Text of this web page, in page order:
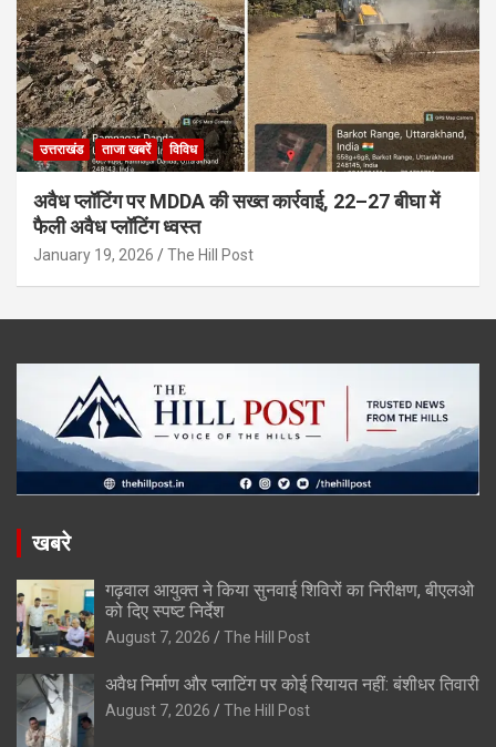
उत्तराखंड ताजा खबरें विविध
अवैध प्लॉटिंग पर MDDA की सख्त कार्रवाई, 22–27 बीघा में
फैली अवैध प्लॉटिंग ध्वस्त
January 19, 2026 The Hill Post
खबरे
गढ़वाल आयुक्त ने किया सुनवाई शिविरों का निरीक्षण, बीएलओ
को दिए स्पष्ट निर्देश
August 7, 2026 The Hill Post
अवैध निर्माण और प्लाटिंग पर कोई रियायत नहीं: बंशीधर तिवारी
August 7, 2026 The Hill Post